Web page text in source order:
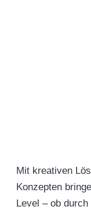
Mit kreativen
Konzepten
Level – ob